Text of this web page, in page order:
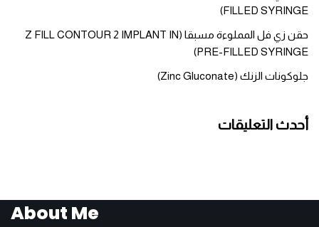
FILLED SYRINGE)
حقن زي فل المملوءة مسبقا (Z FILL CONTOUR 2 IMPLANT IN
PRE-FILLED SYRINGE)
جلوكونات الزنك (Zinc Gluconate)
أحدث التعليقات
About Me